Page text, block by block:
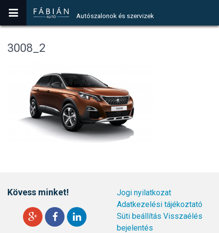
Autószalonok és szervizek
3008_2
Kövess minket!
Jogi nyilatkozat
Adatkezelési tájékoztató
Süti beállítás Visszaélés
bejelentés